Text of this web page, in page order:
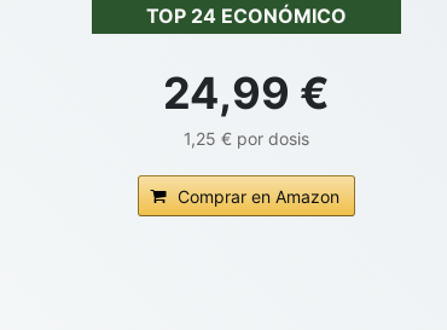
TOP 24 ECONÓMICO
24,99 €
1,25 € por dosis
Comprar en Amazon